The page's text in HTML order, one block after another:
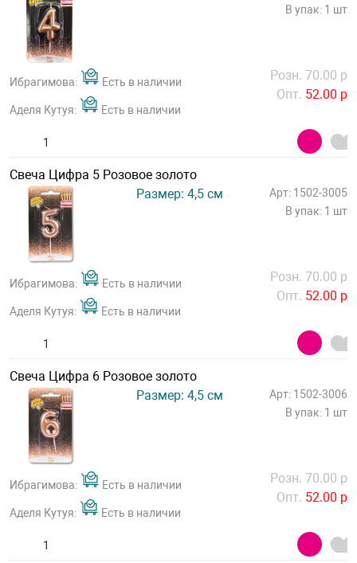
В упак: 1 шт
Ибрагимова: Есть в наличии
Аделя Кутуя: Есть в наличии
Розн. 70.00 р
Опт. 52.00 р
Свеча Цифра 5 Розовое золото
Размер: 4,5 см
Арт: 1502-3005
В упак: 1 шт
Ибрагимова: Есть в наличии
Аделя Кутуя: Есть в наличии
Розн. 70.00 р
Опт. 52.00 р
Свеча Цифра 6 Розовое золото
Размер: 4,5 см
Арт: 1502-3006
В упак: 1 шт
Ибрагимова: Есть в наличии
Аделя Кутуя: Есть в наличии
Розн. 70.00 р
Опт. 52.00 р